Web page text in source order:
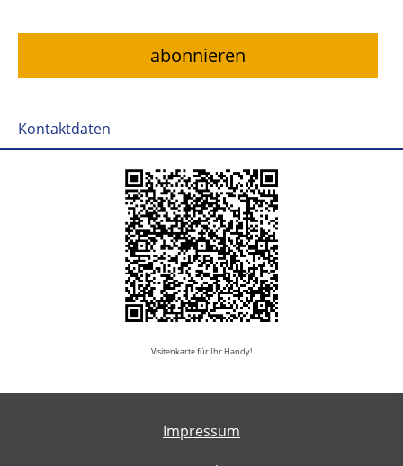
Kontaktdaten
Visitenkarte für Ihr Handy!
Impressum